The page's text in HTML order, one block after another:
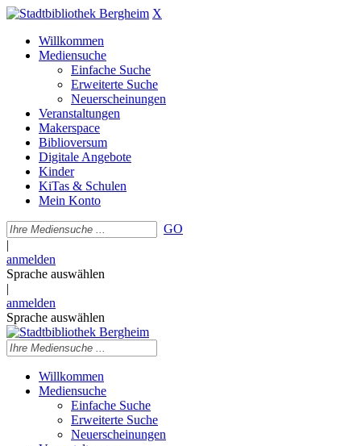
X
Willkommen
Mediensuche
Einfache Suche
Erweiterte Suche
Neuerscheinungen
Veranstaltungen
Makerspace
Biblioversum
Digitale Angebote
Kinder
KiTas & Schulen
Mein Konto
GO
|
anmelden
Sprache auswählen
|
anmelden
Sprache auswählen
Willkommen
Mediensuche
Einfache Suche
Erweiterte Suche
Neuerscheinungen